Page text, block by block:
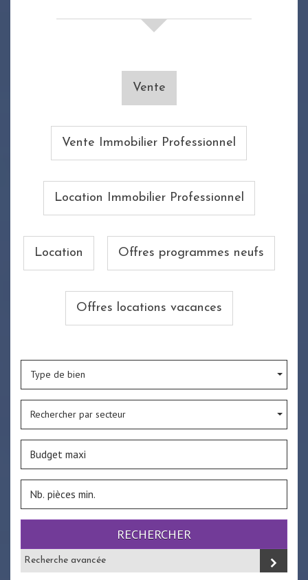
Vente
Vente Immobilier Professionnel
Location Immobilier Professionnel
Location Offres programmes neufs
Offres locations vacances
Type de bien
Rechercher par secteur
RECHERCHER
Recherche avancée